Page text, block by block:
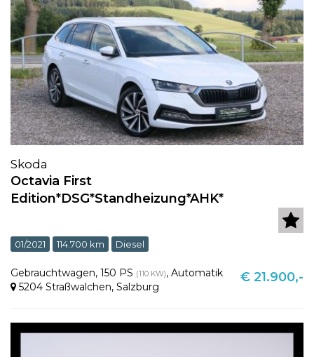
Skoda
Octavia First
Edition*DSG*Standheizung*AHK*
01/2021 114.700 km Diesel
Gebrauchtwagen, 150 PS (110 KW), Automatik
5204 Straßwalchen, Salzburg
€ 21.900,-